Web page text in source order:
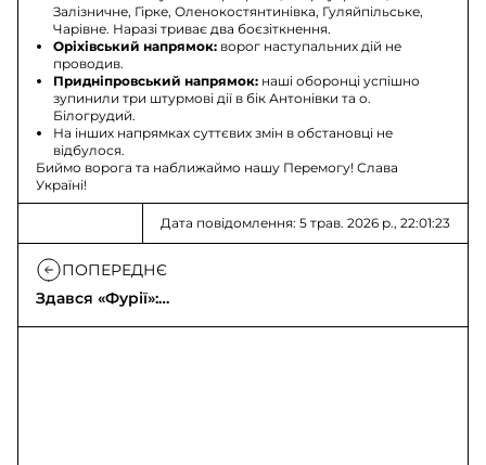
Залізничне, Гірке, Оленокостянтинівка, Гуляйпільське,
Чарівне. Наразі триває два боєзіткнення.
Оріхівський напрямок: ворог наступальних дій не
проводив.
Придніпровський напрямок: наші оборонці успішно
зупинили три штурмові дії в бік Антонівки та о.
Білогрудий.
На інших напрямках суттєвих змін в обстановці не
відбулося.
Биймо ворога та наближаймо нашу Перемогу! Слава
Україні!
Дата повідомлення: 5 трав. 2026 р., 22:01:23
ПОПЕРЕДНЄ
Здався «Фурії»:
окупант обрав життя